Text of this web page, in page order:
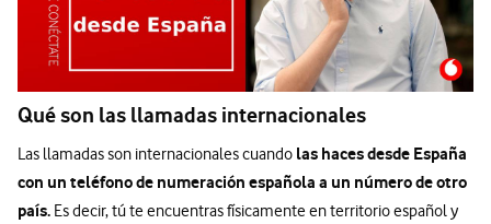
Qué son las llamadas internacionales
Las llamadas son internacionales cuando las haces desde España
con un teléfono de numeración española a un número de otro
país. Es decir, tú te encuentras físicamente en territorio español y